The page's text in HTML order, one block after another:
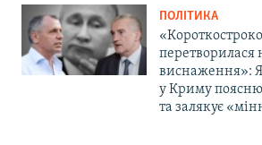
ПОЛІТИКА
перетворилася
виснаження»:
у Криму
та залякує